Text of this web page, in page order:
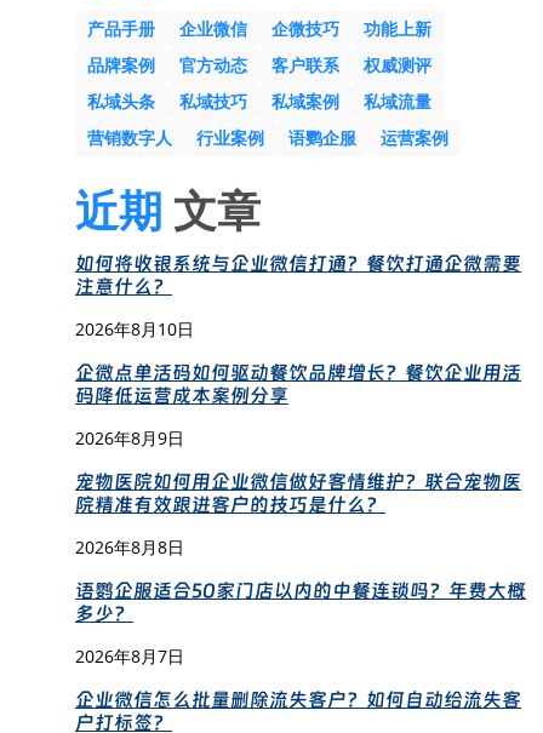
产品手册 企业微信 企微技巧
功能上新
品牌案例
官方动态 客户联系
权威测评
私域头条
私域技巧 私域案例
私域流量
营销数字人
行业案例 语鹦企服 运营案例
近期 文章
如何将收银系统与企业微信打通？餐饮打通企微需要
注意什么？
2026年8月10日
企微点单活码如何驱动餐饮品牌增长？餐饮企业用活
码降低运营成本案例分享
2026年8月9日
宠物医院如何用企业微信做好客情维护？联合宠物医
院精准有效跟进客户的技巧是什么？
2026年8月8日
语鹦企服适合50家门店以内的中餐连锁吗？年费大概
多少？
2026年8月7日
企业微信怎么批量删除流失客户？如何自动给流失客
户打标签？